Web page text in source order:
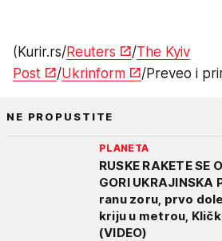
(Kurir.rs/Reuters /The Kyiv
Post
/Ukrinform /Preveo i
NE PROPUSTITE
PLANETA
RUSKE RAKETE SE
GORI UKRAJINSKA
ranu zoru, prvo
kriju u metrou,
(VIDEO)